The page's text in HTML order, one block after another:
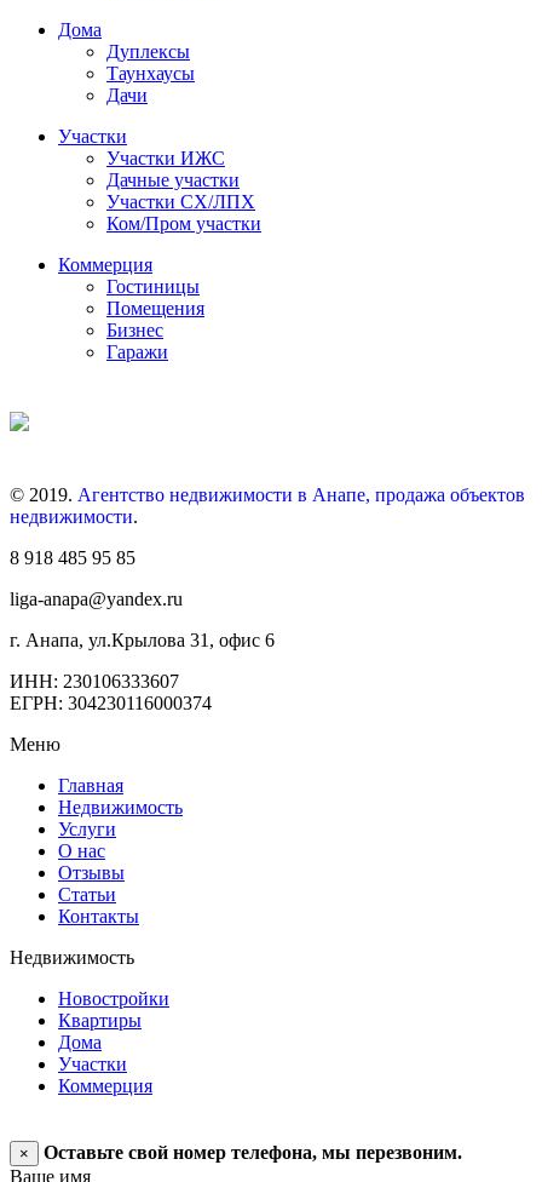
Дома
Дуплексы
Таунхаусы
Дачи
Участки
Участки ИЖС
Дачные участки
Участки СХ/ЛПХ
Ком/Пром участки
Коммерция
Гостиницы
Помещения
Бизнес
Гаражи
© 2019. Агентство недвижимости в Анапе, продажа объектов
недвижимости.
8 918 485 95 85
liga-anapa@yandex.ru
г. Анапа, ул.Крылова 31, офис 6
ИНН: 230106333607
ЕГРН: 304230116000374
Меню
Главная
Недвижимость
Услуги
О нас
Отзывы
Статьи
Контакты
Недвижимость
Новостройки
Квартиры
Дома
Участки
Коммерция
×
Оставьте свой номер телефона, мы перезвоним.
Ваше имя